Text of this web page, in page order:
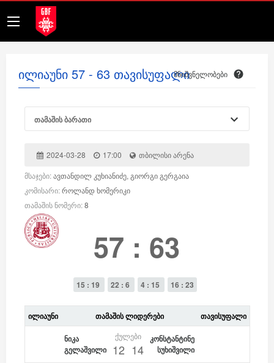
ილიაუნი 57 - 63 თავისუფალიმნიშვნელობები
თამაშის ბარათი
2024-03-28 17:00
თბილისი არენა
მსაჯები:ავთანდილ კუხიანიძე, გიორგი გერგაია
კომისარი:როლანდ ხომერიკი
თამაშის ნომერი:8
57 : 63
15 : 19 22 : 6 4 : 15 16 : 23
ᲘᲚᲘᲐᲣᲜᲘ ᲗᲐᲛᲐᲨᲘᲡ ᲚᲘᲓᲔᲠᲔᲑᲘ ᲗᲐᲕᲘᲡᲣᲤᲐᲚᲘ
ნიკა
გელაშვილი
ᲥᲣᲚᲔᲑᲘ
12 14
კონსტანტინე
სუხიშვილი